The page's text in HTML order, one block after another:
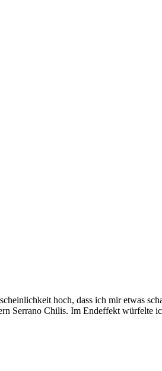
hoch, dass ich mir etwas
Serrano Chilis. Im Endeffekt würfelte